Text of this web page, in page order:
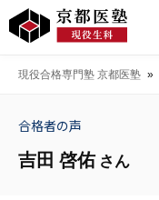
現役合格専門塾 京都医塾 »
合格者の声
吉田 啓佑さん